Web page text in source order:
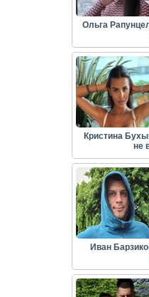
Ольга
Кристина
не
Иван